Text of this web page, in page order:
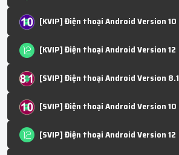
[KVIP] Điện thoại Android Version 10
[KVIP] Điện thoại Android Version 12
[SVIP] Điện thoại Android Version 8.1
[SVIP] Điện thoại Android Version 10
[SVIP] Điện thoại Android Version 12